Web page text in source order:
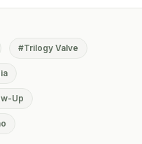
#Trilogy Valve
Up